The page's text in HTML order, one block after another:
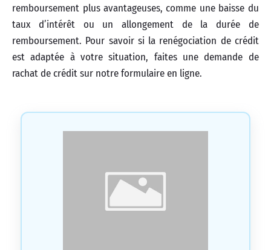
remboursement plus avantageuses, comme une baisse du
taux d’intérêt ou un allongement de la durée de
remboursement. Pour savoir si la renégociation de crédit
est adaptée à votre situation, faites une demande de
rachat de crédit sur notre formulaire en ligne.